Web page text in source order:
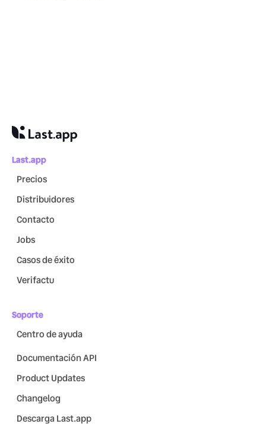
Last.app
Precios
Distribuidores
Contacto
Jobs
Casos de éxito
Verifactu
Soporte
Centro de ayuda
Documentación API
Product Updates
Changelog
Descarga Last.app